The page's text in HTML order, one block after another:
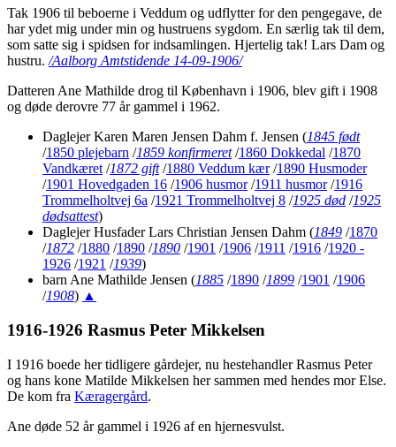
Tak 1906 til beboerne i Veddum og udflytter for den pengegave, de
har ydet mig under min og hustruens sygdom. En særlig tak til dem,
som satte sig i spidsen for indsamlingen. Hjertelig tak! Lars Dam og
hustru./Aalborg Amtstidende 14-09-1906/
Datteren Ane Mathilde drog til København i 1906, blev gift i 1908
og døde derovre 77 år gammel i 1962.
Daglejer Karen Maren Jensen Dahm f. Jensen (1845 født
/1850 plejebarn /1859 konfirmeret/1860 Dokkedal /1870
Vandkæret/1872 gift/1880 Veddum kær/1890 Husmoder
/1901 Hovedgaden 16 /1906 husmor/1911 husmor/1916
Trommelholtvej 6a /1921 Trommelholtvej 8 /1925 død /1925
dødsattest)
Daglejer Husfader Lars Christian Jensen Dahm (1849 /1870
/1872 /1880 /1890 /1890 /1901 /1906 /1911 /1916 /1920 -
1926 /1921 /1939)
barn Ane Mathilde Jensen (1885 /1890 /1899 /1901 /1906
/1908) ▲
1916-1926 Rasmus Peter Mikkelsen
I 1916 boede her tidligere gårdejer, nu hestehandler Rasmus Peter
og hans kone Matilde Mikkelsen her sammen med hendes mor Else.
De kom fra Kæragergård.
Ane døde 52 år gammel i 1926 af en hjernesvulst.